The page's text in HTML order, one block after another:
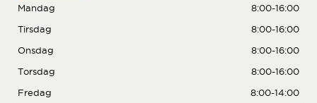
Mandag 8:00-16:00
Tirsdag 8:00-16:00
Onsdag 8:00-16:00
Torsdag 8:00-16:00
Fredag 8:00-14:00